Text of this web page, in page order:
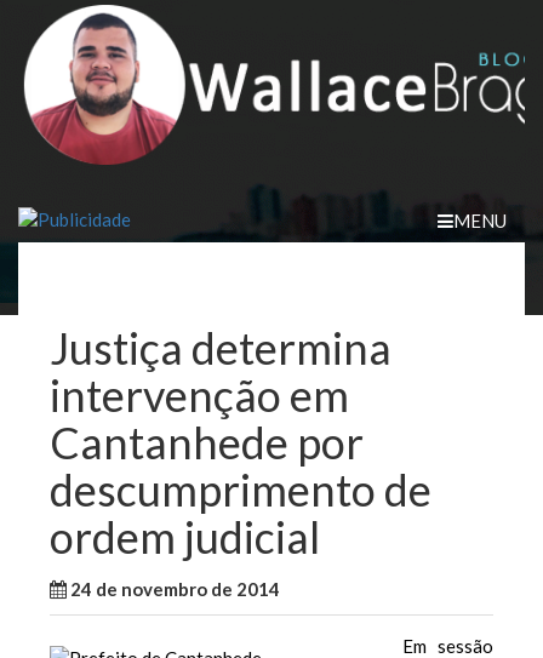
content
MENU
Justiça determina
intervenção em
Cantanhede por
descumprimento de
ordem judicial
24 de novembro de 2014
Em sessão